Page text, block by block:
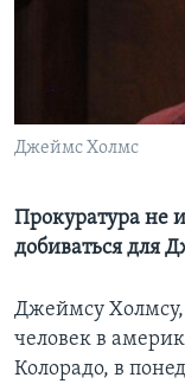
Языки
Джеймс Холмс
Прокуратура не
добиваться для
Джеймсу Холмсу,
человек в
Колорадо, в